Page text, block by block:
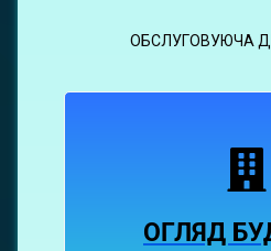
ОБСЛУГОВУЮЧА
ОГЛЯД